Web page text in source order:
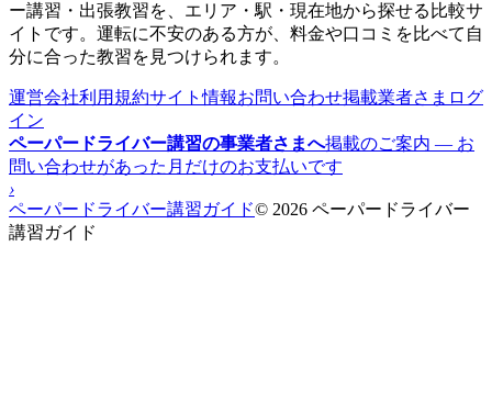
ー講習・出張教習を、エリア・駅・現在地から探せる比較サ
イトです。運転に不安のある方が、料金や口コミを比べて自
分に合った教習を見つけられます。
運営会社利用規約サイト情報お問い合わせ掲載業者さまログ
イン
ペーパードライバー講習の事業者さまへ掲載のご案内 — お
問い合わせがあった月だけのお支払いです
›
ペーパードライバー講習ガイド© 2026 ペーパードライバー
講習ガイド